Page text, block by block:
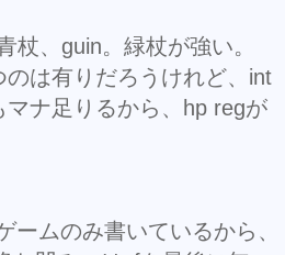
、guin。緑杖が強い。
のは有りだろうけれど、int
ナ足りるから、hp regが
ムのみ書いているから、